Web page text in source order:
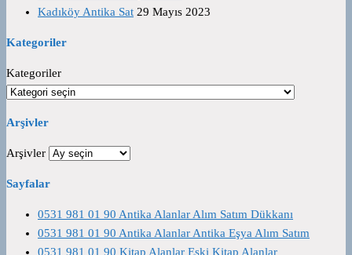
Kadıköy Antika Sat 29 Mayıs 2023
Kategoriler
Kategoriler
Arşivler
Arşivler
Sayfalar
0531 981 01 90 Antika Alanlar Alım Satım Dükkanı
0531 981 01 90 Antika Alanlar Antika Eşya Alım Satım
0531 981 01 90 Kitap Alanlar Eski Kitap Alanlar